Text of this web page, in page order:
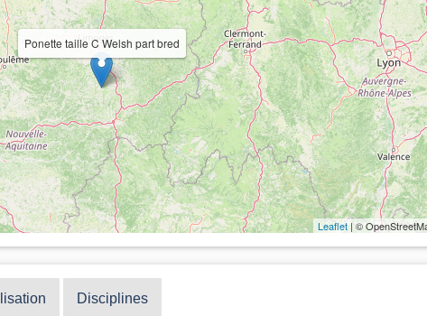
Ponette taille C Welsh part bred
Leaflet | ©
Disciplines